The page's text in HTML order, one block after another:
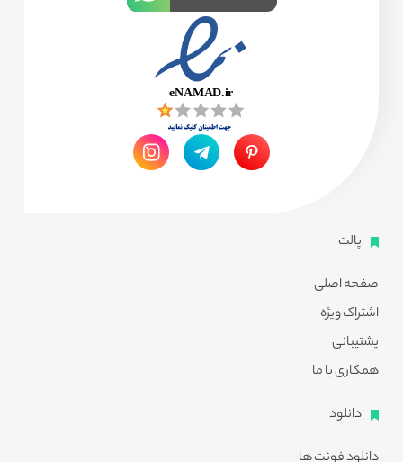
پالت
صفحه اصلی
اشتراک ویژه
پشتیبانی
همکاری با ما
دانلود